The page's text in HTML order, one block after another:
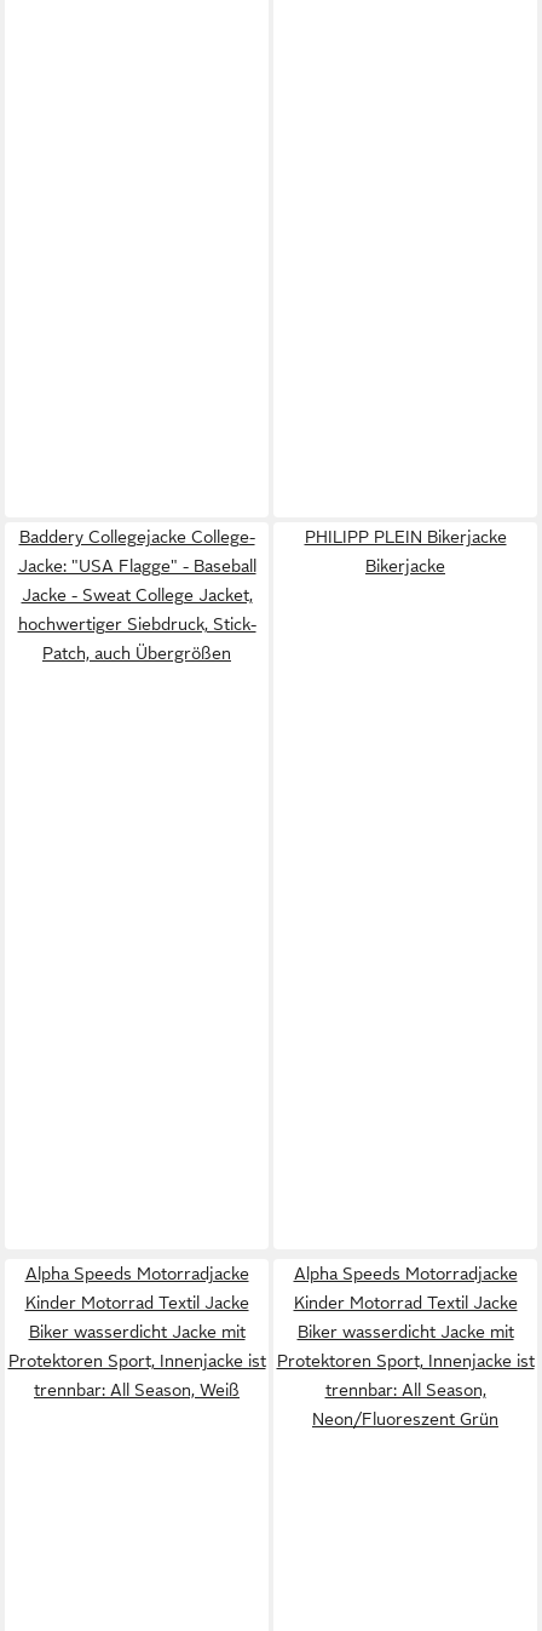
Baddery Collegejacke College-
Jacke: "USA Flagge" - Baseball
Jacke - Sweat College Jacket,
hochwertiger Siebdruck, Stick-
Patch, auch Übergrößen
PHILIPP PLEIN Bikerjacke
Bikerjacke
Alpha Speeds Motorradjacke
Kinder Motorrad Textil Jacke
Biker wasserdicht Jacke mit
Protektoren Sport, Innenjacke ist
trennbar: All Season, Weiß
Alpha Speeds Motorradjacke
Kinder Motorrad Textil Jacke
Biker wasserdicht Jacke mit
Protektoren Sport, Innenjacke ist
trennbar: All Season,
Neon/Fluoreszent Grün